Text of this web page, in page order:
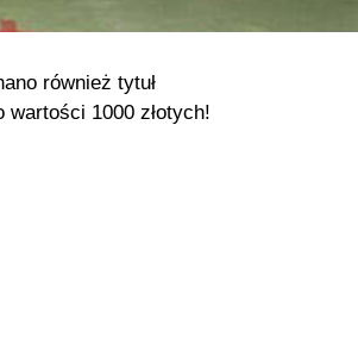
również tytuł
1000 złotych!